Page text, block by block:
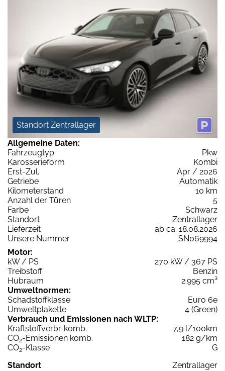
Standort Zentrallager
Allgemeine Daten:
Fahrzeugtyp
Pkw
Karosserieform
Kombi
Erst-Zul.
Apr / 2026
Getriebe
Automatik
Kilometerstand
10 km
Anzahl der Türen
5
Farbe
Schwarz
Standort
Zentrallager
Lieferzeit
ab ca. 18.08.2026
Unsere Nummer
SN069994
Motor:
kW / PS
270 kW / 367 PS
Treibstoff
Benzin
Hubraum
2.995 cm³
Umweltnormen:
Schadstoffklasse
Euro 6e
Umweltplakette
4 (Green)
Verbrauch und Emissionen nach WLTP:
Kraftstoffverbr. komb.
7,9 l/100km
CO2-Emissionen komb.
182 g/km
CO2-Klasse
G
Standort
Zentrallager